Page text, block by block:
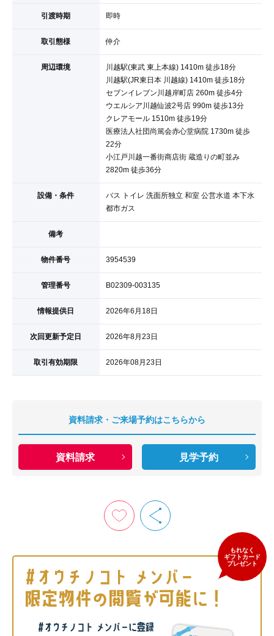
引渡時期 即時
取引態様 仲介
周辺環境
川越駅(東武 東上本線) 1410m 徒歩18分
川越駅(JR東日本 川越線) 1410m 徒歩18分
セブンイレブン川越岸町店 260m 徒歩4分
ウエルシア川越仙波2号店 990m 徒歩13分
クレアモール 1510m 徒歩19分
医療法人社団尚篤会赤心堂病院 1730m 徒歩
22分
小江戸川越一番街商店街 蔵造りの町並み
2820m 徒歩36分
設備・条件
バス トイレ 洗面所独立 和室 公営水道 本下水
都市ガス
備考
物件番号 3954539
管理番号 B02309-003135
情報提供日 2026年6月18日
次回更新予定日 2026年8月23日
取引有効期限 2026年08月23日
資料請求・ご来場予約はこちらから
資料請求 見学予約
もれなく
ギフトカード
プレゼント